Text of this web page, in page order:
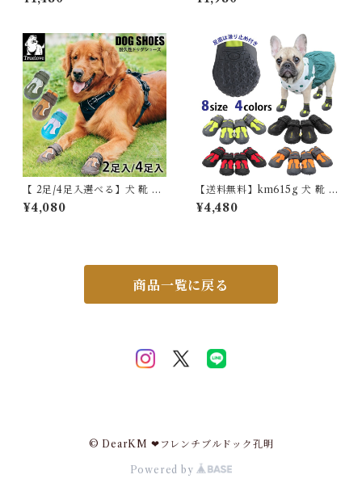
い ドッグシューズ シューズ 滑
ック フレブル 介護 足 怪我 シ
ニア ケア km690g
ト 安全 安心 超小型犬 小型犬
サップ救命胴衣 KM514G
【 2足/4足入選べる】犬 靴 犬
靴 ドッグシューズ シューズ 脱
げない マジックテープ 散歩 夏
型犬 中型犬 大型犬 Truelove
¥4,080
【送料無料】km615g 犬 靴 犬
靴 脱げない マジックテープ ド
ッグシューズ シューズ 散歩 夏
¥4,480
商品一覧に戻る
© DearKM ❤︎フレンチブルドック孔明
Powered by